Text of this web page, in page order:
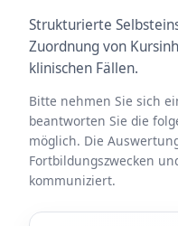
Strukturierte
Zuordnung von
klinischen Fällen.
Bitte nehmen Sie sich
beantworten Sie die
möglich. Die
Fortbildungszwecken
kommuniziert.